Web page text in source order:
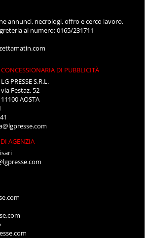
annunci, necrologi, offro e cerco lavoro,
al numero: 0165/231711
CONCESSIONARIA DI PUBBLICITÀ
LG PRESSE S.R.L.
via Festaz, 52
11100 AOSTA
AGENZIA